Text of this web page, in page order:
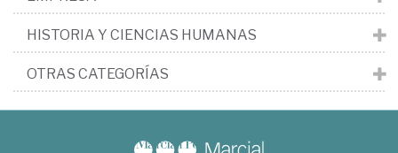
HISTORIA Y CIENCIAS HUMANAS
OTRAS CATEGORÍAS